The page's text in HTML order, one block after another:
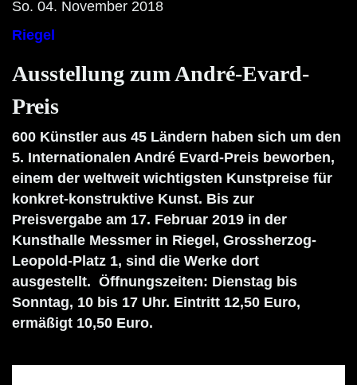
So. 04. November 2018
Riegel
Ausstellung zum André-Evard-
Preis
600 Künstler aus 45 Ländern haben sich um den
5. Internationalen André Evard-Preis beworben,
einem der weltweit wichtigsten Kunstpreise für
konkret-konstruktive Kunst. Bis zur
Preisvergabe am 17. Februar 2019 in der
Kunsthalle Messmer in Riegel, Grossherzog-
Leopold-Platz 1, sind die Werke dort
ausgestellt. Öffnungszeiten: Dienstag bis
Sonntag, 10 bis 17 Uhr. Eintritt 12,50 Euro,
ermäßigt 10,50 Euro.